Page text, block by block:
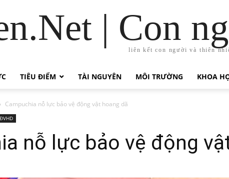
| Con
liên kết con người và thiên
TIÊU ĐIỂM TÀI NGUYÊN MÔI TRƯỜNG KHOA
Campuchia nỗ lực bảo vệ động vật hoang dã
nỗ lực bảo vệ động